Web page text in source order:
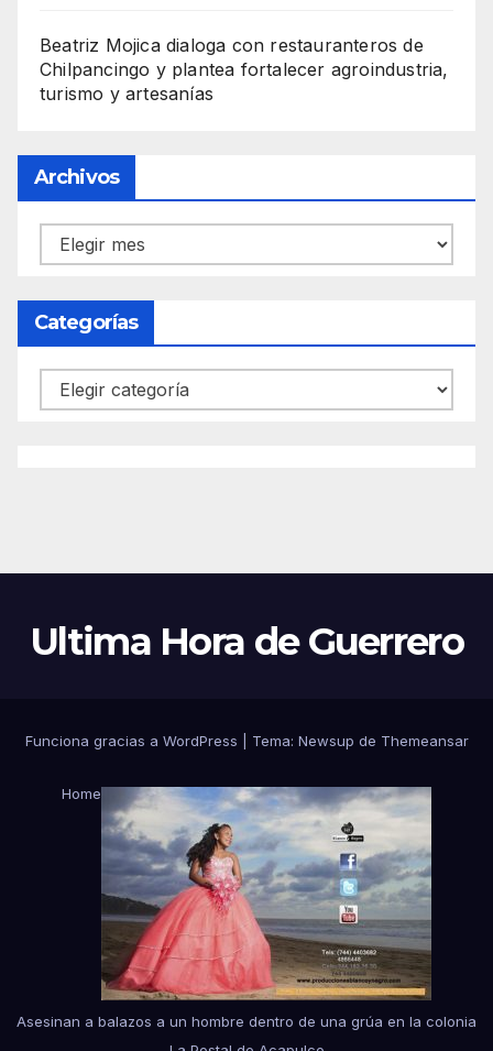
Beatriz Mojica dialoga con restauranteros de
Chilpancingo y plantea fortalecer agroindustria,
turismo y artesanías
Archivos
Archivos
Categorías
Categorías
Ultima Hora de Guerrero
Funciona gracias a WordPress Tema: Newsup de Themeansar
Home
Asesinan a balazos a un hombre dentro de una grúa en la colonia